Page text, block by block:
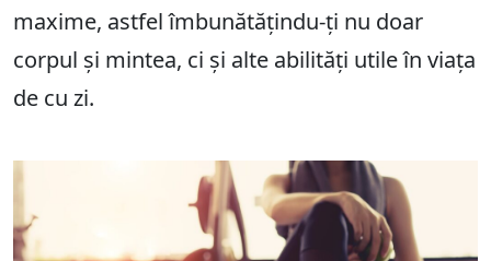
maxime, astfel îmbunătățindu-ți nu doar
corpul și mintea, ci și alte abilități utile în viața
de cu zi.